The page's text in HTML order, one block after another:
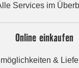
Services im
Online einkaufen
&